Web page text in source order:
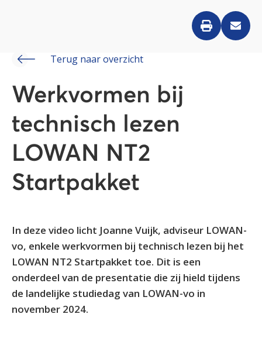
Terug naar overzicht
Werkvormen bij
technisch lezen
LOWAN NT2
Startpakket
In deze video licht Joanne Vuijk, adviseur LOWAN-
vo, enkele werkvormen bij technisch lezen bij het
LOWAN NT2 Startpakket toe. Dit is een
onderdeel van de presentatie die zij hield tijdens
de landelijke studiedag van LOWAN-vo in
november 2024.